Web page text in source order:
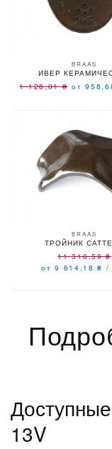
BRAAS
ИВЕР
1 128,01₴ от
BRAAS
ТРОЙНИК
11 310,59₴
от 9 614,18₴ /
13V